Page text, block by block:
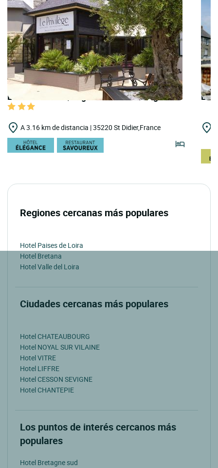
LOGIS HOTELS | Logis Hôtel le Privilège
A 3.16 km de distancia | 35220 St Didier,France
Regiones cercanas más populares
Hotel Paises de Loira
Hotel Bretana
Hotel Valle del Loira
Ciudades cercanas más populares
Hotel CHATEAUBOURG
Hotel NOYAL SUR VILAINE
Hotel VITRE
Hotel LIFFRE
Hotel CESSON SEVIGNE
Hotel CHANTEPIE
Los puntos de interés cercanos más
populares
Hotel Bretagne sud